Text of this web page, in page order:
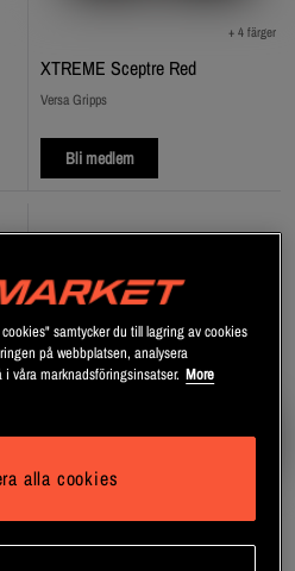
XTREME Sceptre Red
+ 4 färger
Versa Gripps
Bli medlem
samtycker du till lagring av cookies
på webbplatsen, analysera
våra marknadsföringsinsatser. More
alla cookies